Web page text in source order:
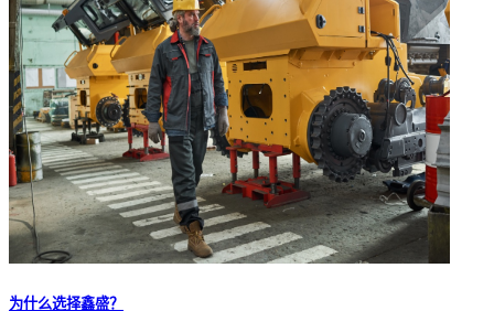
为什么选择鑫盛？